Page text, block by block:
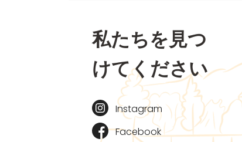
私たちを見つ
けてください
Instagram
Facebook